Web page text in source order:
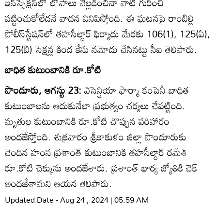
పట్టించుకోలేదనే వాదన వినిపిస్తోంది. ఈ ఘటనపై రాంబిల్లి
పోలీస్‌స్టేషన్‌లో తహసీల్దార్‌ ఫిర్యాదు మేరకు 106(1), 125(ఏ),
125(బి) సెక్షన్ల కింద కేసు నమోదు చేసినట్టు సీఐ తెలిపారు.
బాధిత కుటుంబానికి రూ.కోటి
పొందూరు, ఆగస్టు 23:ఎసెన్షియా ఫార్మా కంపెనీ బాధిత
కుటుంబాలను ఆదుకునేలా ప్రభుత్వం చర్యలు చేపట్టింది.
మృతుల కుటుంబానికి రూ.కోటి చొప్పున పరిహారం
అందజేస్తోంది. శుక్రవారం శ్రీకాకుళం జిల్లా పొందూరుకు
చెందిన హంస ప్రశాంత్‌ కుటుంబానికి తహసీల్దార్‌ రమేశ్‌
రూ.కోటి చెక్కును అందజేశారు. ప్రశాంత్‌ భార్య జ్యోతికి చెక్‌
అందజేశామని ఆయన తెలిపారు.
Updated Date - Aug 24 , 2024 | 05:59 AM